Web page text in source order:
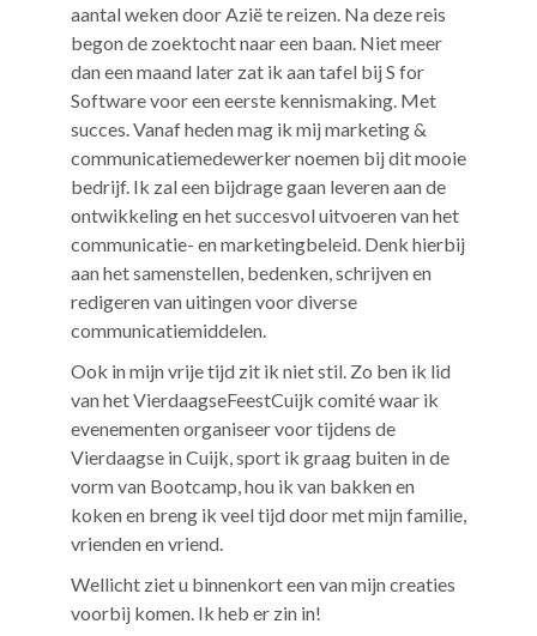
aantal weken door Azië te reizen. Na deze reis
begon de zoektocht naar een baan. Niet meer
dan een maand later zat ik aan tafel bij S for
Software voor een eerste kennismaking. Met
succes. Vanaf heden mag ik mij marketing &
communicatiemedewerker noemen bij dit mooie
bedrijf. Ik zal een bijdrage gaan leveren aan de
ontwikkeling en het succesvol uitvoeren van het
communicatie- en marketingbeleid. Denk hierbij
aan het samenstellen, bedenken, schrijven en
redigeren van uitingen voor diverse
communicatiemiddelen.
Ook in mijn vrije tijd zit ik niet stil. Zo ben ik lid
van het VierdaagseFeestCuijk comité waar ik
evenementen organiseer voor tijdens de
Vierdaagse in Cuijk, sport ik graag buiten in de
vorm van Bootcamp, hou ik van bakken en
koken en breng ik veel tijd door met mijn familie,
vrienden en vriend.
Wellicht ziet u binnenkort een van mijn creaties
voorbij komen. Ik heb er zin in!